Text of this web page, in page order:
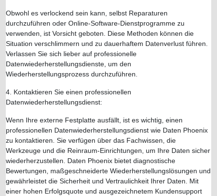
Obwohl es verlockend sein kann, selbst Reparaturen
durchzuführen oder Online-Software-Dienstprogramme zu
verwenden, ist Vorsicht geboten. Diese Methoden können die
Situation verschlimmern und zu dauerhaftem Datenverlust führen.
Verlassen Sie sich lieber auf professionelle
Datenwiederherstellungsdienste, um den
Wiederherstellungsprozess durchzuführen.
4. Kontaktieren Sie einen professionellen
Datenwiederherstellungsdienst:
Wenn Ihre externe Festplatte ausfällt, ist es wichtig, einen
professionellen Datenwiederherstellungsdienst wie Daten Phoenix
zu kontaktieren. Sie verfügen über das Fachwissen, die
Werkzeuge und die Reinraum-Einrichtungen, um Ihre Daten sicher
wiederherzustellen. Daten Phoenix bietet diagnostische
Bewertungen, maßgeschneiderte Wiederherstellungslösungen und
gewährleistet die Sicherheit und Vertraulichkeit Ihrer Daten. Mit
einer hohen Erfolgsquote und ausgezeichnetem Kundensupport